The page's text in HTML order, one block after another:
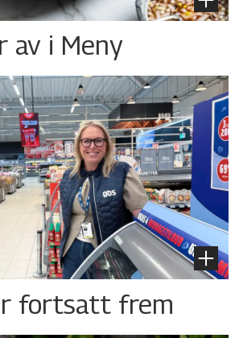
av i Meny
fortsatt frem